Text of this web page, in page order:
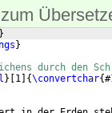
}
}
durch den
} 1 {\convertchar{